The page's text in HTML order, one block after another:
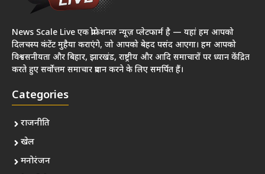
News Scale Live एक प्रोफेशनल न्यूज़ प्लेटफार्म है — यहां हम आपको
दिलचस्प कंटेंट मुहैया कराएंगे, जो आपको बेहद पसंद आएगा। हम आपको
विश्वसनीयता और बिहार, झारखंड, राष्ट्रीय और आदि समाचारों पर ध्यान केंद्रित
करते हुए सर्वोत्तम समाचार प्रदान करने के लिए समर्पित हैं।
Categories
राजनीति
खेल
मनोरंजन